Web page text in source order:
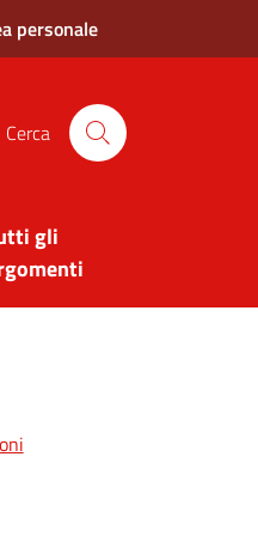
personale
Cerca
gli